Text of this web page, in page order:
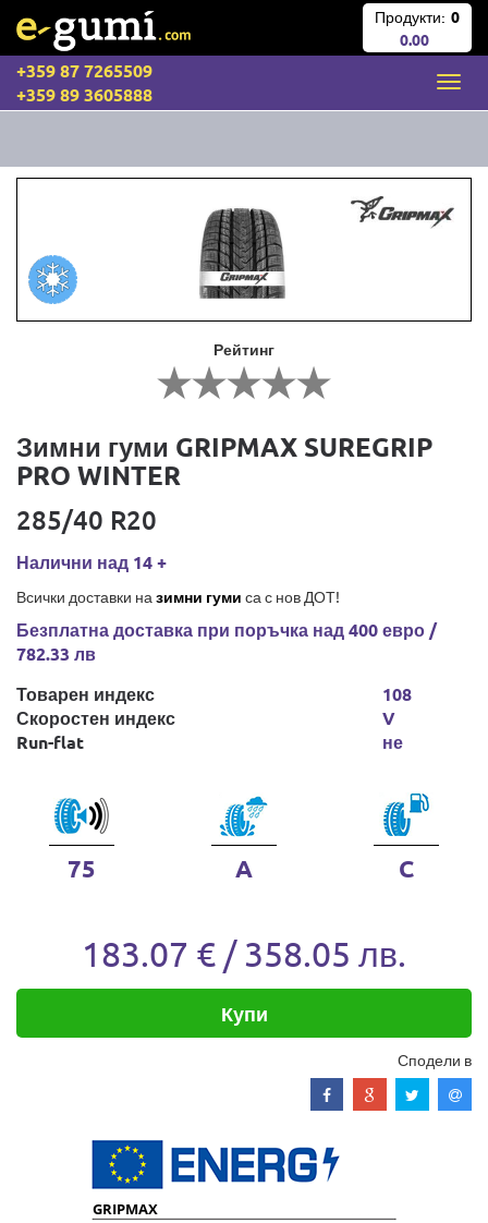
Продукти: 0
0.00
+359 87 7265509
+359 89 3605888
Рейтинг
Зимни гуми GRIPMAX SUREGRIP
PRO WINTER
285/40 R20
Налични над 14 +
Всички доставки на зимни гуми са с нов ДОТ!
Безплатна доставка при поръчка над 400 евро /
782.33 лв
Товарен индекс
Скоростен индекс
Run-flat
108
V
не
75 A C
183.07 € / 358.05 лв.
Купи
Сподели в
GRIPMAX